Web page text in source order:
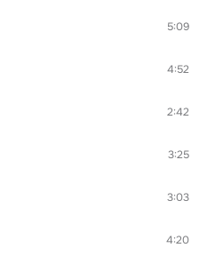
5:09
4:52
2:42
3:25
3:03
4:20